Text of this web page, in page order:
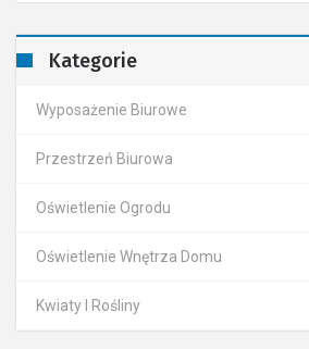
Kategorie
Wyposażenie Biurowe
Przestrzeń Biurowa
Oświetlenie Ogrodu
Oświetlenie Wnętrza Domu
Kwiaty I Rośliny